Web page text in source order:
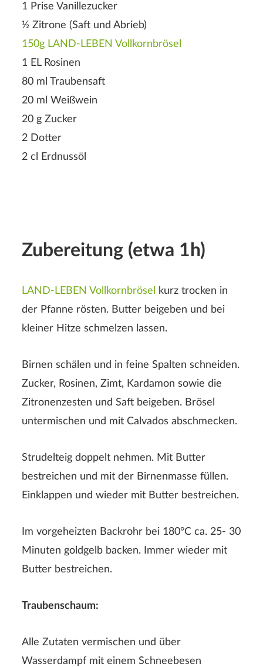
1 Prise Vanillezucker
½ Zitrone (Saft und Abrieb)
150g LAND-LEBEN Vollkornbrösel
1 EL Rosinen
80 ml Traubensaft
20 ml Weißwein
20 g Zucker
2 Dotter
2 cl Erdnussöl
Zubereitung (etwa 1h)
LAND-LEBEN Vollkornbrösel
kurz trocken in
der Pfanne rösten. Butter beigeben und bei
kleiner Hitze schmelzen lassen.
Birnen schälen und in feine Spalten schneiden.
Zucker, Rosinen, Zimt, Kardamon sowie die
Zitronenzesten und Saft beigeben. Brösel
untermischen und mit Calvados abschmecken.
Strudelteig doppelt nehmen. Mit Butter
bestreichen und mit der Birnenmasse füllen.
Einklappen und wieder mit Butter bestreichen.
Im vorgeheizten Backrohr bei 180°C ca. 25- 30
Minuten goldgelb backen. Immer wieder mit
Butter bestreichen.
Traubenschaum:
Alle Zutaten vermischen und über
Wasserdampf mit einem Schneebesen
Rezeptbewertung